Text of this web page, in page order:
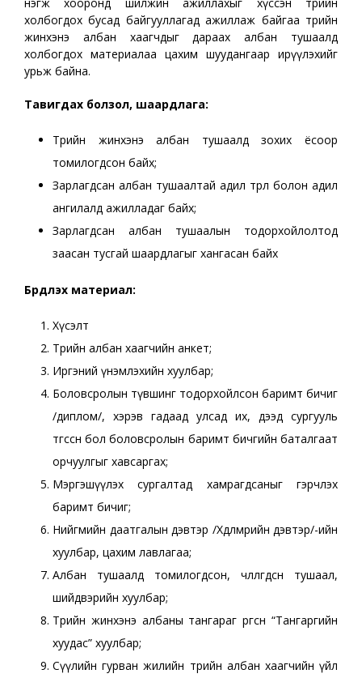
холбогдох бусад байгууллагад ажиллаж байгаа төрийн
жинхэнэ албан хаагчдыг дараах албан тушаалд
холбогдох материалаа цахим шуудангаар ирүүлэхийг
урьж байна.
Тавигдах болзол, шаардлага:
Төрийн жинхэнэ албан тушаалд зохих ёсоор
томилогдсон байх;
Зарлагдсан албан тушаалтай адил төрөл болон адил
ангилалд ажилладаг байх;
Зарлагдсан албан тушаалын тодорхойлолтод
заасан тусгай шаардлагыг хангасан байх
Бүрдүүлэх материал:
Хүсэлт
Төрийн албан хаагчийн анкет;
Иргэний үнэмлэхийн хуулбар;
Боловсролын түвшинг тодорхойлсон баримт бичиг
/диплом/, хэрэв гадаад улсад их, дээд сургууль
төгссөн бол боловсролын баримт бичгийн баталгаат
орчуулгыг хавсаргах;
Мэргэшүүлэх сургалтад хамрагдсаныг гэрчлэх
баримт бичиг;
Нийгмийн даатгалын дэвтэр /Хөдөлмөрийн дэвтэр/-ийн
хуулбар, цахим лавлагаа;
Албан тушаалд томилогдсон, чөлөөлөгдсөн тушаал,
шийдвэрийн хуулбар;
Төрийн жинхэнэ албаны тангараг өргөсөн “Тангаргийн
хуудас” хуулбар;
Сүүлийн гурван жилийн төрийн албан хаагчийн үйл